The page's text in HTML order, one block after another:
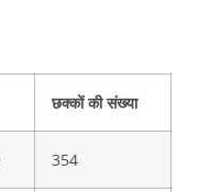
छक्कों की संख्या
354